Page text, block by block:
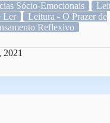
Sócio-Emocionais
Ler
Leitura - O Prazer de
Reflexivo
2021